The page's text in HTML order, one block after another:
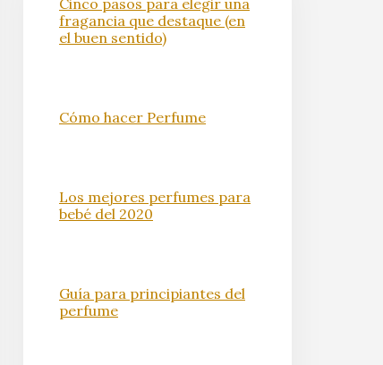
Cinco pasos para elegir una
fragancia que destaque (en
el buen sentido)
Cómo hacer Perfume
Los mejores perfumes para
bebé del 2020
Guía para principiantes del
perfume